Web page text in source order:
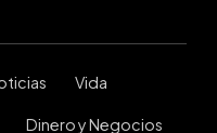
Vida
Dinero y Negocios